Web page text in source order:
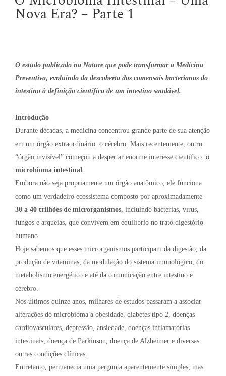
Nova Era? – Parte 1
O estudo publicado na Nature que pode transformar a Medicina
Preventiva, evoluindo da descoberta dos comensais bacterianos do
intestino à definição científica de um intestino saudável.
Introdução
Durante décadas, a medicina concentrou grande parte de sua atenção
em um órgão extraordinário: o cérebro. Mais recentemente, outro
“órgão invisível” começou a despertar enorme interesse científico: o
microbioma intestinal.
Embora não seja propriamente um órgão anatômico, ele funciona
como um verdadeiro ecossistema composto por aproximadamente
30 a 40 trilhões de microrganismos, incluindo bactérias, vírus,
fungos e arqueias, que convivem em equilíbrio no trato digestório
humano.
Hoje sabemos que esses microrganismos participam da digestão, da
produção de vitaminas, da modulação do sistema imunológico, do
metabolismo energético e até da comunicação entre intestino e
cérebro.
Nos últimos quinze anos, milhares de estudos passaram a associar
alterações do microbioma à obesidade, diabetes tipo 2, doenças
cardiovasculares, depressão, ansiedade, doenças inflamatórias
intestinais, doença de Parkinson, doença de Alzheimer e diversas
outras condições clínicas.
Entretanto, permanecia uma pergunta aparentemente simples, mas